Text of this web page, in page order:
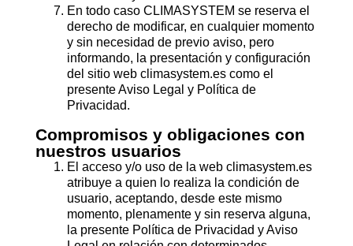
En todo caso CLIMASYSTEM se reserva el
derecho de modificar, en cualquier momento
y sin necesidad de previo aviso, pero
informando, la presentación y configuración
del sitio web climasystem.es como el
presente Aviso Legal y Política de
Privacidad.
Compromisos y obligaciones con
nuestros usuarios
El acceso y/o uso de la web climasystem.es
atribuye a quien lo realiza la condición de
usuario, aceptando, desde este mismo
momento, plenamente y sin reserva alguna,
la presente Política de Privacidad y Aviso